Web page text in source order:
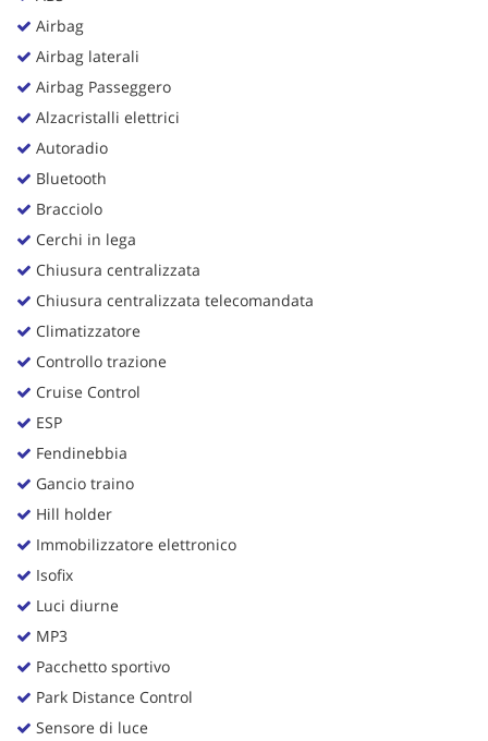
Airbag
Airbag laterali
Airbag Passeggero
Alzacristalli elettrici
Autoradio
Bluetooth
Bracciolo
Cerchi in lega
Chiusura centralizzata
Chiusura centralizzata telecomandata
Climatizzatore
Controllo trazione
Cruise Control
ESP
Fendinebbia
Gancio traino
Hill holder
Immobilizzatore elettronico
Isofix
Luci diurne
MP3
Pacchetto sportivo
Park Distance Control
Sensore di luce